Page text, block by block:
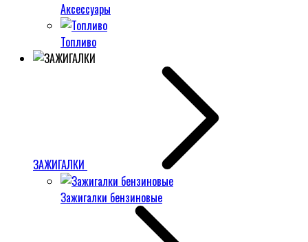
Аксессуары
Топливо
ЗАЖИГАЛКИ
Зажигалки бензиновые